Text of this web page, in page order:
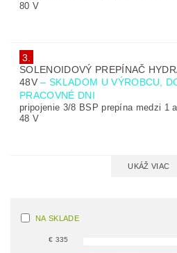
80 V
3.
SOLENOIDOVÝ PREPÍNAČ
48V–SKLADOM U VÝROBCU,
PRACOVNÉ DNI
pripojenie 3/8 BSP prepína medzi 1
48 V
UKÁŽ VIAC
NA SKLADE
€ 335